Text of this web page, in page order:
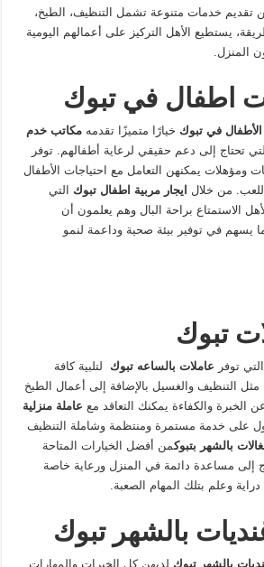
خدمات متنوعة تشمل التنظيف، الطبخ،
يستطيع الأهل التركيز على أعمالهم اليومية
المنزل.
اطفال في تبوك
الأطفال في تبوك خيارًا متميزًا تقدمهمكاتب خدم
تحتاج إلى دعم حقيقي لرعاية أطفالهم. توفر
ومؤهلات يمكنهن التعامل مع احتياجات الأطفال
من خلال
ايجار مربية اطفال تبوك التي
الاستمتاع براحة البال وهم يعلمون أن
يسهم في توفير بيئة صحية وداعمة لنمو
تبوك
توفر عاملات بالساعه تبوك لتلبية كافة
مثل التنظيف والغسيل بالإضافة إلى أعمال الطبخ
الخبرة والكفاءة يمكنك التعاقد مع عاملة منزلية
على خدمة مستمرة ومنتظمة وشاملة التنظيف
بالشهر بتبوكمن أفضل الخيارات المتاحة
إلى مساعدة دائمة في المنزل ورعاية خاصة
وعلم بتلك المهام الصعبة.
بالشهر تبوك
بالشهر تبوك لديهن كل الخبرات والمهارات